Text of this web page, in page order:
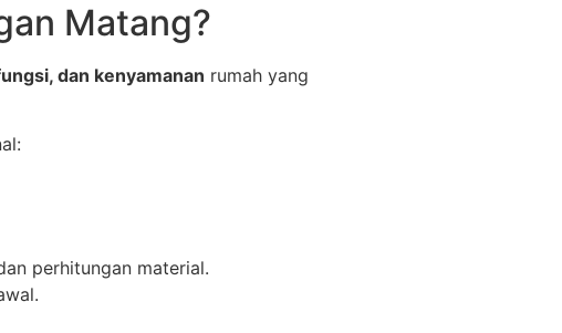
Matang?
dan kenyamanan rumah yang
perhitungan material.